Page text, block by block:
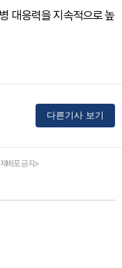
대응력을 지속적으로 높
다른기사 보기
배포 금지>